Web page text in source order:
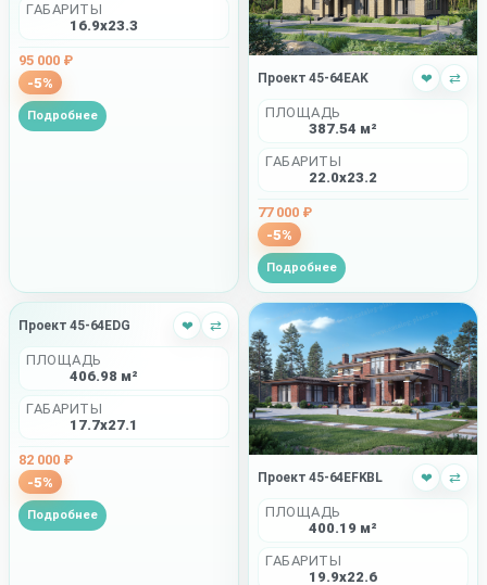
ГАБАРИТЫ
16.9x23.3
95 000 ₽
-5%
Подробнее
Проект 45-64EAK ❤ ⇄
ПЛОЩАДЬ
387.54 м²
ГАБАРИТЫ
22.0x23.2
77 000 ₽
-5%
Подробнее
Проект 45-64EDG ❤ ⇄
ПЛОЩАДЬ
406.98 м²
ГАБАРИТЫ
17.7x27.1
82 000 ₽
-5%
Подробнее
Проект 45-64EFKBL ❤ ⇄
ПЛОЩАДЬ
400.19 м²
ГАБАРИТЫ
19.9x22.6